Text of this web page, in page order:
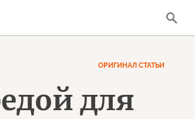
ОРИГИНАЛ СТАТЬИ
для